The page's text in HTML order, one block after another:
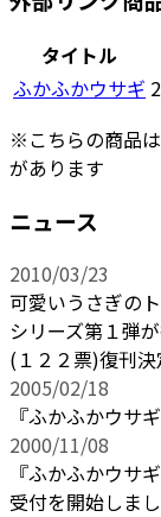
タイトル
ふかふかウサギ
※こちらの商品
があります
ニュース
2010/03/23
可愛いうさぎの
シリーズ第１弾
(１２２票)復刊決
2005/02/18
『ふかふかウサ
2000/11/08
『ふかふかウサ
受付を開始しまし